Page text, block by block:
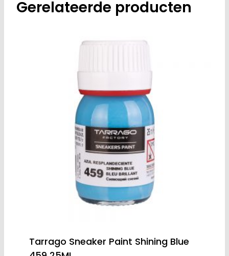
Gerelateerde producten
Tarrago Sneaker Paint Shining Blue